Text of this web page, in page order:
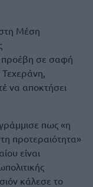
Μέση
προέβη σε σαφή
να αποκτήσει
πως «η
προτεραιότητα»
είναι
κάλεσε το